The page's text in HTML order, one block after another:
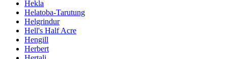
Hekla
Helatoba-Tarutung
Helgrindur
Hell's Half Acre
Hengill
Herbert